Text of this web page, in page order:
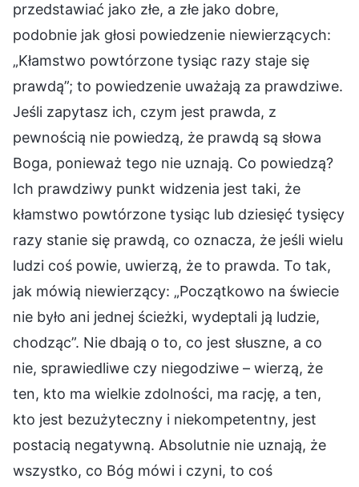
przedstawiać jako złe, a złe jako dobre,
podobnie jak głosi powiedzenie niewierzących:
„Kłamstwo powtórzone tysiąc razy staje się
prawdą”; to powiedzenie uważają za prawdziwe.
Jeśli zapytasz ich, czym jest prawda, z
pewnością nie powiedzą, że prawdą są słowa
Boga, ponieważ tego nie uznają. Co powiedzą?
Ich prawdziwy punkt widzenia jest taki, że
kłamstwo powtórzone tysiąc lub dziesięć tysięcy
razy stanie się prawdą, co oznacza, że jeśli wielu
ludzi coś powie, uwierzą, że to prawda. To tak,
jak mówią niewierzący: „Początkowo na świecie
nie było ani jednej ścieżki, wydeptali ją ludzie,
chodząc”. Nie dbają o to, co jest słuszne, a co
nie, sprawiedliwe czy niegodziwe – wierzą, że
ten, kto ma wielkie zdolności, ma rację, a ten,
kto jest bezużyteczny i niekompetentny, jest
postacią negatywną. Absolutnie nie uznają, że
wszystko, co Bóg mówi i czyni, to coś